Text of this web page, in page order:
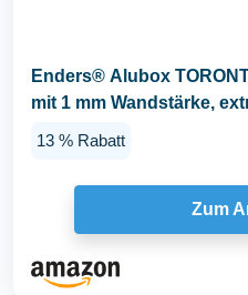
Enders® Alubox
mit 1 mm Wandstärke,
13 % Rabatt
Zum